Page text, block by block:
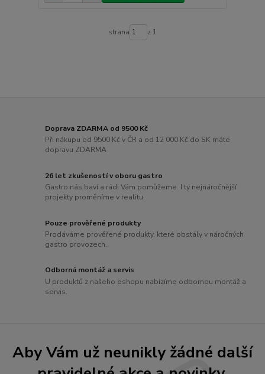
strana z 1
Doprava ZDARMA od 9500 Kč
Při nákupu od 9500 Kč v ČR a od 12 000 Kč do SK máte
dopravu ZDARMA
26 let zkušeností v oboru gastro
Gastro nás baví a rádi Vám pomůžeme. I ty nejnáročnější
projekty proměníme v realitu.
Pouze prověřené produkty
Prodáváme prověřené produkty, které obstály v náročných
gastro provozech.
Odborná montáž a servis
U produktů z našeho eshopu nabízíme odbornou montáž a
servis.
Aby Vám už neunikly žádné další